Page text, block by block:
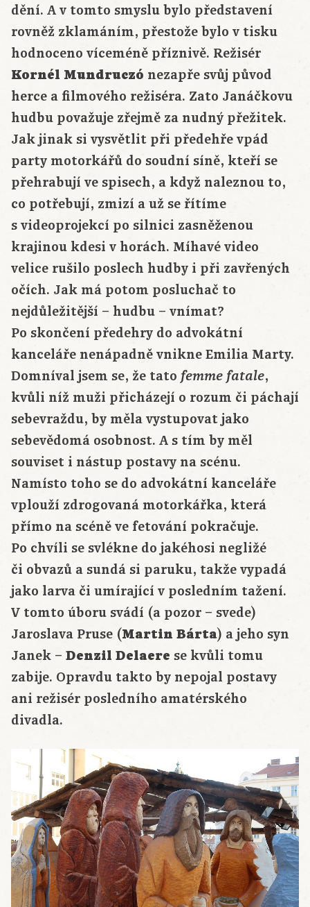
dění. A v tomto smyslu bylo představení
rovněž zklamáním, přestože bylo v tisku
hodnoceno víceméně příznivě. Režisér
Kornél Mundruczó nezapře svůj původ
herce a filmového režiséra. Zato Janáčkovu
hudbu považuje zřejmě za nudný přežitek.
Jak jinak si vysvětlit při předehře vpád
party motorkářů do soudní síně, kteří se
přehrabují ve spisech, a když naleznou to,
co potřebují, zmizí a už se řítíme
s videoprojekcí po silnici zasněženou
krajinou kdesi v horách. Míhavé video
velice rušilo poslech hudby i při zavřených
očích. Jak má potom posluchač to
nejdůležitější – hudbu – vnímat?
Po skončení předehry do advokátní
kanceláře nenápadně vnikne Emilia Marty.
Domníval jsem se, že tato femme fatale,
kvůli níž muži přicházejí o rozum či páchají
sebevraždu, by měla vystupovat jako
sebevědomá osobnost. A s tím by měl
souviset i nástup postavy na scénu.
Namísto toho se do advokátní kanceláře
vplouží zdrogovaná motorkářka, která
přímo na scéně ve fetování pokračuje.
Po chvíli se svlékne do jakéhosi negližé
či obvazů a sundá si paruku, takže vypadá
jako larva či umírající v posledním tažení.
V tomto úboru svádí (a pozor – svede)
Jaroslava Pruse (Martin Bárta) a jeho syn
Janek – Denzil Delaere se kvůli tomu
zabije. Opravdu takto by nepojal postavy
ani režisér posledního amatérského
divadla.